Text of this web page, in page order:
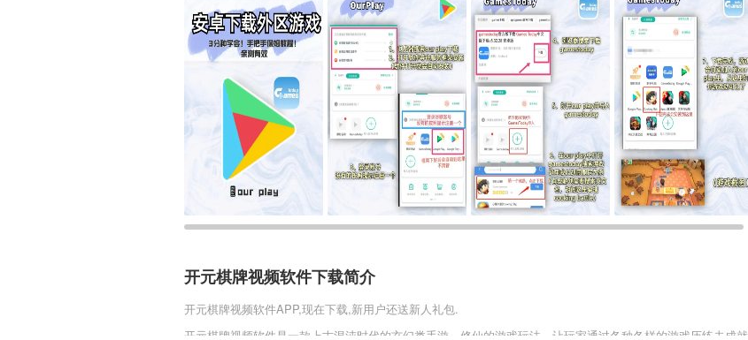
开元棋牌视频软件下载简介
开元棋牌视频软件APP,现在下载,新用户还送新人礼包.
开元棋牌视频软件是一款上古混沌时代的玄幻类手游，修仙的游戏玩法，让玩家通过各种各样的游戏历练去成就